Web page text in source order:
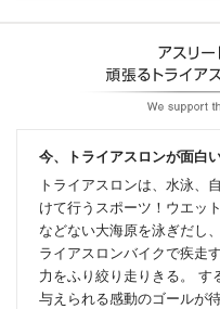
今、トライアスロンが面白い
トライアスロンは、水泳、
けて行うスポーツ！ウエッ
などない大海原を泳ぎだし
ライアスロンバイクで疾走
力をふり絞り走りきる。 す
与えられる感動のゴールが